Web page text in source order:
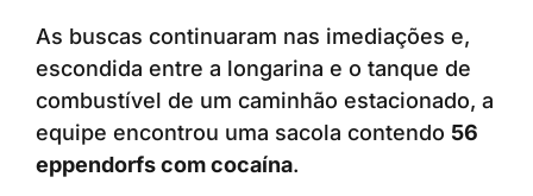
As buscas continuaram nas imediações e,
escondida entre a longarina e o tanque de
combustível de um caminhão estacionado, a
equipe encontrou uma sacola contendo 56
eppendorfs com cocaína.